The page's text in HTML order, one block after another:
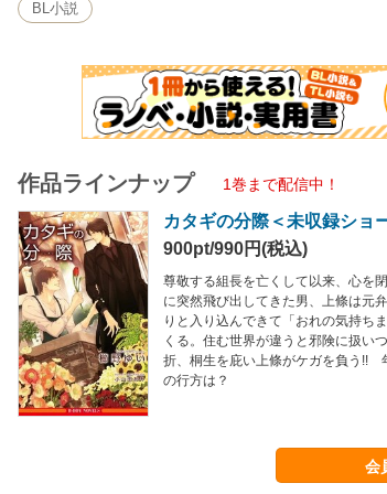
BL小説
作品ラインナップ 1巻まで配信中！
カタギの分際＜未収録ショ
900pt/990円(税込)
尊敬する組長を亡くして以来、心を
に突然飛び出してきた男、上條は元
りと入り込んできて「おれの気持ち
くる。住む世界が違うと邪険に扱い
折、桐生を庇い上條がケガを負う!!
の行方は？
会